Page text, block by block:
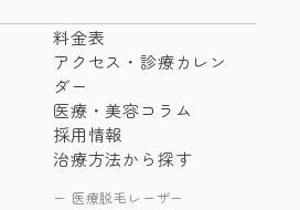
料金表
アクセス・診療カレン
ダー
医療・美容コラム
採用情報
治療方法から探す
医療脱毛レーザー